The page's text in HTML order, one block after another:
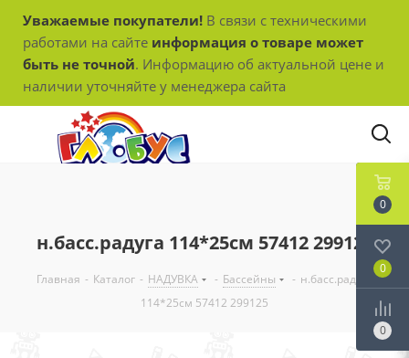
Уважаемые покупатели! В связи с техническими
работами на сайте информация о товаре может
быть не точной. Информацию об актуальной цене и
наличии уточняйте у менеджера сайта
н.басс.радуга 114*25см 57412 299125
Главная - Каталог - НАДУВКА - Бассейны - н.басс.радуга
114*25см 57412 299125
0
0
0